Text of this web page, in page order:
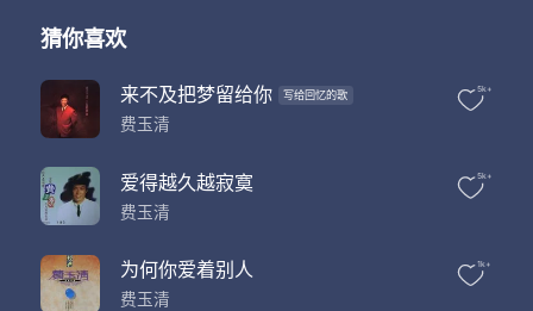
看到了山川的风貌
猜你喜欢
来不及把梦留给你 写给回忆的歌
费玉清
5k+
爱得越久越寂寞
费玉清
5k+
为何你爱着别人
费玉清
1k+